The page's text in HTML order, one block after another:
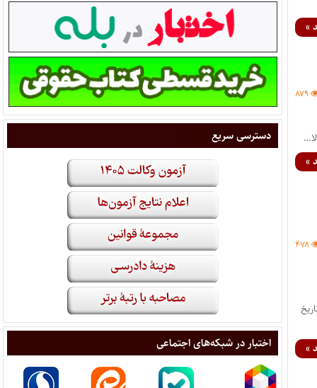
»
۸۷۹
»
۴۷۸
طرحهای صنعتی و علائم تجاری مصوب ۷/۸/۱۳۸۶ از تاریخ
»
دسترسی سریع
اختبار در شبکه‌های اجتماعی